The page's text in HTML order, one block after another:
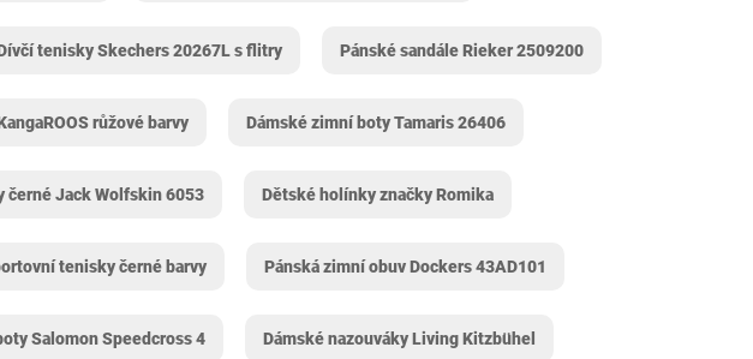
tenisky Skechers 20267L s flitry Pánské sandále Rieker 2509200
růžové barvy Dámské zimní boty Tamaris 26406
černé Jack Wolfskin 6053 Dětské holínky značky Romika
tenisky černé barvy Pánská zimní obuv Dockers 43AD101
Salomon Speedcross 4 Dámské nazouváky Living Kitzbühel